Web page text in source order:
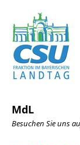
MdL
Besuchen Sie uns